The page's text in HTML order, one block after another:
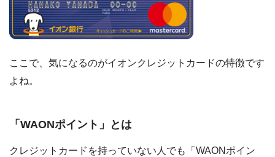
ここで、気になるのがイオンクレジットカードの特徴です
よね。
「WAONポイント」とは
クレジットカードを持っていない人でも「WAONポイン